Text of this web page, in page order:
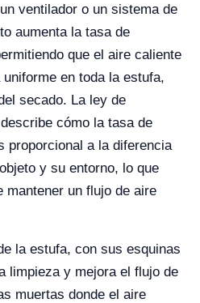
ventilador o un sistema de
aumenta la tasa de
que el aire caliente
en toda la estufa,
secado. La ley de
cómo la tasa de
proporcional a la diferencia
y su entorno, lo que
mantener un flujo de aire
la estufa, con sus esquinas
limpieza y mejora el flujo de
muertas donde el aire